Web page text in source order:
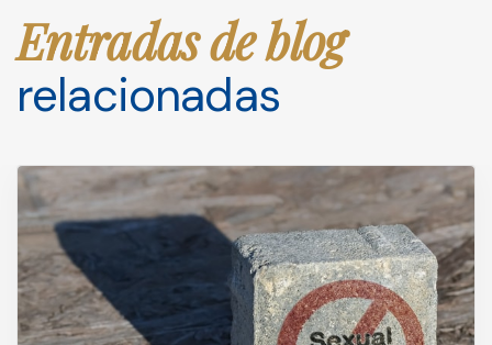
Entradas de blog
relacionadas